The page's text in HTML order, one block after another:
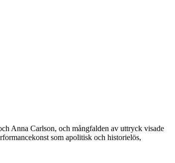
Anna Carlson, och mångfalden av uttryck visade
som apolitisk och historielös,